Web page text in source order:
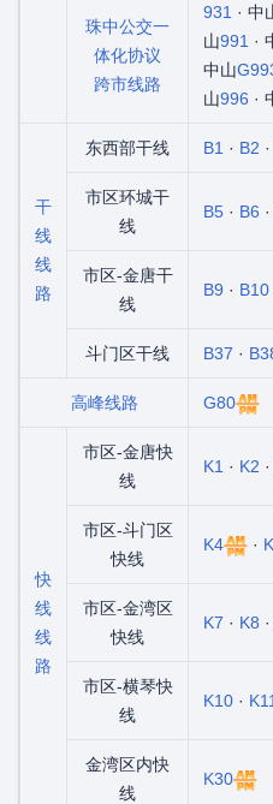
珠中公交一
体化协议
跨市线路
931 · 中
山991 ·
中山
山996 ·
干
线
线
路
东西部干线 B1 · B2 ·
市区环城干
线
B5 · B6 ·
市区-金唐干
线
B9 · B10
斗门区干线 B37 ·
高峰线路 G80
快
线
线
路
市区-金唐快
线
K1 · K2 ·
市区-斗门区
快线
K4 ·
市区-金湾区
快线
K7 · K8 ·
市区-横琴快
线
K10 · K11
金湾区内快
线
K30